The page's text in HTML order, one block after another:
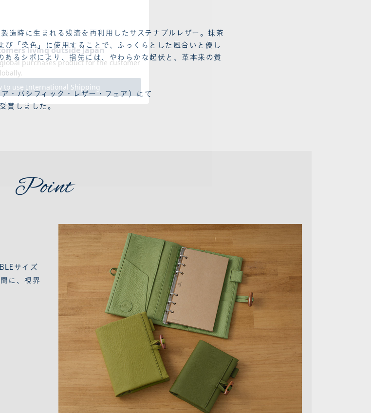
造時に生まれる残渣を再利用したサステナブルレザー。抹茶
び「染色」に使用することで、ふっくらとした風合いと優し
あるシボにより、指先には、やわらかな起伏と、革本来の質
・パシフィック・レザー・フェア）にて
賞しました。
Point
サイズ
に、視界